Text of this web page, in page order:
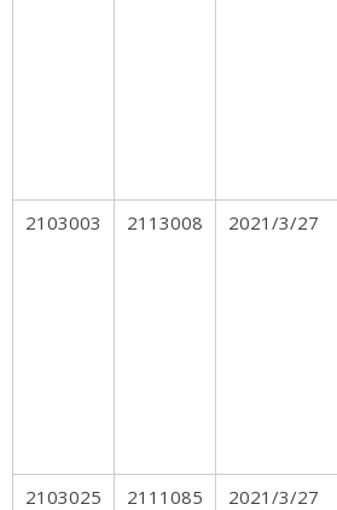
2103003 2113008 2021/3/27
2103025 2111085 2021/3/27